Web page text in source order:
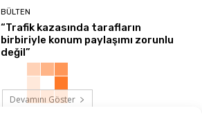
BÜLTEN
“Trafik kazasında tarafların
birbiriyle konum paylaşımı zorunlu
değil”
Devamını Göster